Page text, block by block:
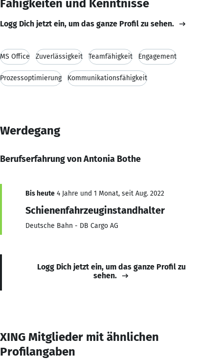
Fähigkeiten und Kenntnisse
Logg Dich jetzt ein, um das ganze Profil zu sehen.
MS Office Zuverlässigkeit Teamfähigkeit Engagement
Prozessoptimierung Kommunikationsfähigkeit
Werdegang
Berufserfahrung von Antonia Bothe
Bis heute 4 Jahre und 1 Monat, seit Aug. 2022
Schienenfahrzeuginstandhalter
Deutsche Bahn - DB Cargo AG
Logg Dich jetzt ein, um das ganze Profil zu
sehen.
XING Mitglieder mit ähnlichen
Profilangaben